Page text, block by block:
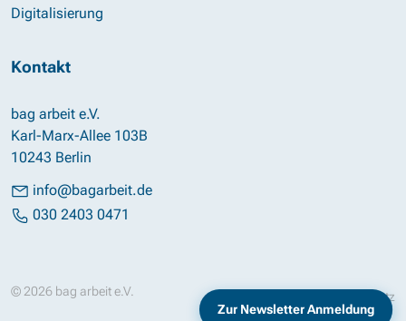
Digitalisierung
Kontakt
bag arbeit e.V.
Karl-Marx-Allee 103B
10243 Berlin
info@bagarbeit.de
030 2403 0471
© 2026 bag arbeit e.V. Datenschutz
Zur Newsletter Anmeldung